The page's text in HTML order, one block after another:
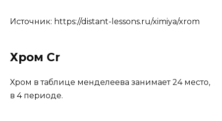
Источник: https://distant-lessons.ru/ximiya/xrom
Хром Cr
Хром в таблице менделеева занимает 24 место,
в 4 периоде.